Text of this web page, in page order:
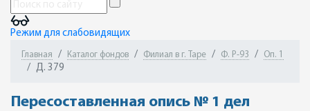
Режим для слабовидящих
Главная Каталог фондов Филиал в г. Таре Ф. Р-93 Оп. 1
Д. 379
Пересоставленная опись № 1 дел